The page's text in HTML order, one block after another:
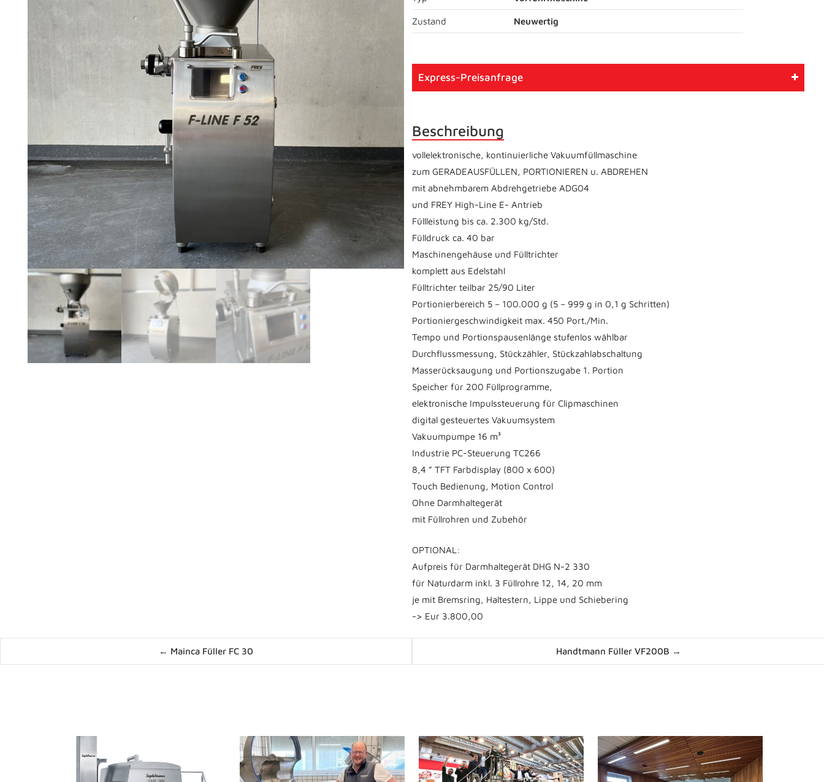
Zustand Neuwertig
Express-Preisanfrage
Beschreibung
vollelektronische, kontinuierliche Vakuumfüllmaschine
zum GERADEAUSFÜLLEN, PORTIONIEREN u. ABDREHEN
mit abnehmbarem Abdrehgetriebe ADG04
und FREY High-Line E- Antrieb
Füllleistung bis ca. 2.300 kg/Std.
Fülldruck ca. 40 bar
Maschinengehäuse und Fülltrichter
komplett aus Edelstahl
Fülltrichter teilbar 25/90 Liter
Portionierbereich 5 – 100.000 g (5 – 999 g in 0,1 g Schritten)
Portioniergeschwindigkeit max. 450 Port./Min.
Tempo und Portionspausenlänge stufenlos wählbar
Durchflussmessung, Stückzähler, Stückzahlabschaltung
Masserücksaugung und Portionszugabe 1. Portion
Speicher für 200 Füllprogramme,
elektronische Impulssteuerung für Clipmaschinen
digital gesteuertes Vakuumsystem
Vakuumpumpe 16 m³
Industrie PC-Steuerung TC266
8,4 ” TFT Farbdisplay (800 x 600)
Touch Bedienung, Motion Control
Ohne Darmhaltegerät
mit Füllrohren und Zubehör
OPTIONAL:
Aufpreis für Darmhaltegerät DHG N-2 330
für Naturdarm inkl. 3 Füllrohre 12, 14, 20 mm
je mit Bremsring, Haltestern, Lippe und Schiebering
-> Eur 3.800,00
navigation
← Mainca Füller FC 30
navigation
Handtmann Füller VF200B →
News